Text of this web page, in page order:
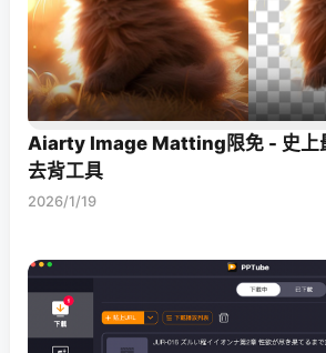
Aiarty Image Matting限免 - 史上
去背工具
2026/1/19